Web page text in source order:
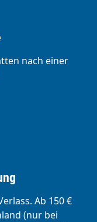
nach einer
Ab 150 €
(nur bei